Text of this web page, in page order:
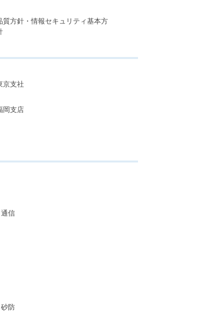
質方針・情報セキュリティ基本方
京支社
岡支店
通信
砂防